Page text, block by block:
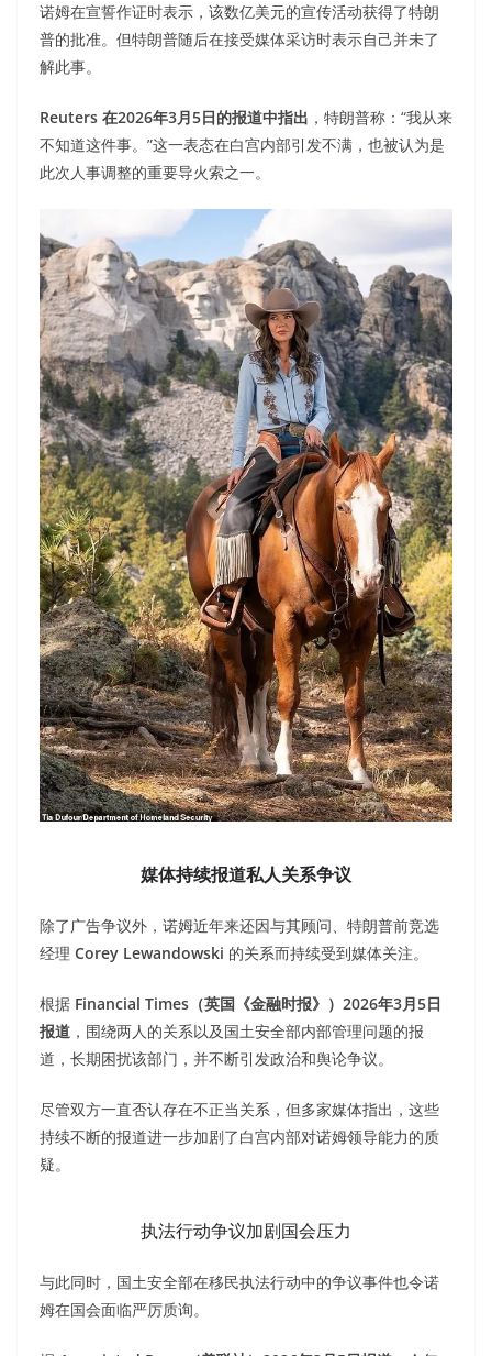
诺姆在宣誓作证时表示，该数亿美元的宣传活动获得了特朗
普的批准。但特朗普随后在接受媒体采访时表示自己并未了
解此事。
Reuters 在2026年3月5日的报道中指出 ，特朗普称：“我从来
不知道这件事。”这一表态在白宫内部引发不满，也被认为是
此次人事调整的重要导火索之一。
媒体持续报道私人关系争议
除了广告争议外，诺姆近年来还因与其顾问、特朗普前竞选
经理 Corey Lewandowski 的关系而持续受到媒体关注。
根据 Financial Times（英国《金融时报》）2026年3月5日
报道 ，围绕两人的关系以及国土安全部内部管理问题的报
道，长期困扰该部门，并不断引发政治和舆论争议。
尽管双方一直否认存在不正当关系，但多家媒体指出，这些
持续不断的报道进一步加剧了白宫内部对诺姆领导能力的质
疑。
执法行动争议加剧国会压力
与此同时，国土安全部在移民执法行动中的争议事件也令诺
姆在国会面临严厉质询。